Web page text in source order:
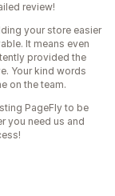
review!
your store easier
It means even
provided the
Your kind words
on the team.
PageFly to be
you need us and